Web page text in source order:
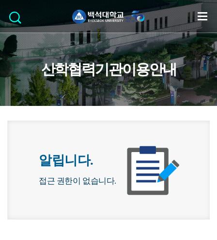
산학협력기관이용안내
알립니다.
접근 권한이 없습니다.